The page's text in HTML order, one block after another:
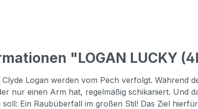
"LOGAN LUCKY
Logan werden vom Pech verfolgt. Während
nur einen Arm hat, regelmäßig schikaniert. Und
soll: Ein Raubüberfall im großen Stil! Das Ziel